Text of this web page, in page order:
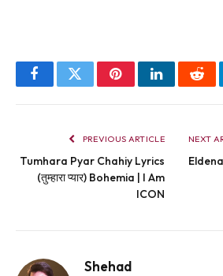
FacebookTwitterPinterestLinkedIn
PREVIOUS ARTICLE
Tumhara Pyar Chahiy Lyrics
(तुम्हारा प्यार) Bohemia | I Am
ICON
NEXT
Shehad